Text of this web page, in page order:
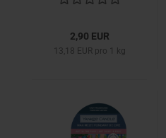
2,90 EUR
13,18 EUR pro 1 kg